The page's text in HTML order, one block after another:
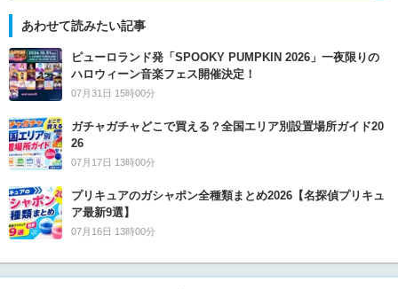
あわせて読みたい記事
ピューロランド発「SPOOKY PUMPKIN 2026」一夜限りの
ハロウィーン音楽フェス開催決定！
07月31日 15時00分
ガチャガチャどこで買える？全国エリア別設置場所ガイド20
26
07月17日 13時00分
プリキュアのガシャポン全種類まとめ2026【名探偵プリキュ
ア最新9選】
07月16日 13時00分